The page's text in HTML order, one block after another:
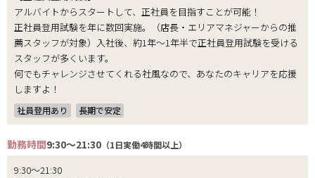
アルバイトからスタートして、正社員を目指すことが可能！
正社員登用試験を年に数回実施。（店長・エリアマネジャーからの推
薦スタッフが対象）入社後、約1年～1年半で正社員登用試験を受ける
スタッフが多くいます。
何でもチャレンジさせてくれる社風なので、あなたのキャリアを応援
しますよ！
社員登用あり 長期で安定
勤務時間9:30～21:30 （1日実働4時間以上）
9:30～21:30